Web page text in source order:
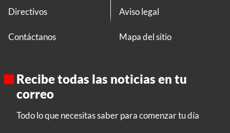
Directivos
Contáctanos
Aviso legal
Mapa del sitio
Recibe todas las noticias en tu
correo
Todo lo que necesitas saber para comenzar tu día